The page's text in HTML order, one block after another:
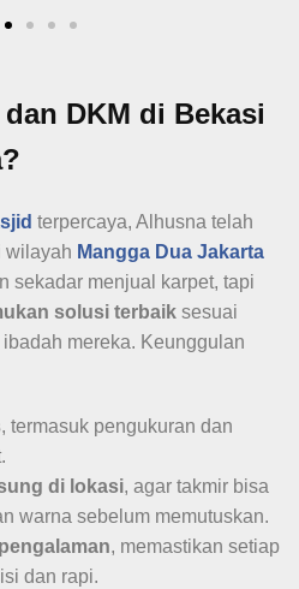
DKM di Bekasi
terpercaya, Alhusna telah
wilayah Mangga Dua Jakarta
sekadar menjual karpet, tapi
solusi terbaik sesuai
mereka. Keunggulan
, termasuk pengukuran dan
di lokasi, agar takmir bisa
warna sebelum memutuskan.
, memastikan setiap
dan rapi.